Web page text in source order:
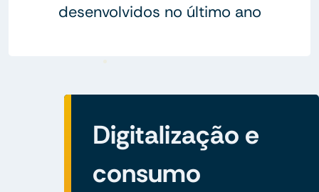
desenvolvidos no último ano
Digitalização e
consumo